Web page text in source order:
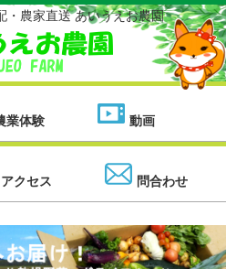
・農家直送 あいうえお農園
業体験 動画
アクセス 問合わせ